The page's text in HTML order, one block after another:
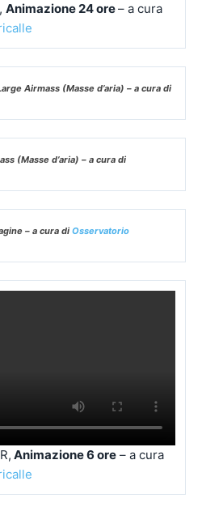
Animazione 24 ore– a cura
Airmass (Masse d’aria) – a cura di
(Masse d’aria) – a cura di
– a cura di Osservatorio
Animazione 6 ore – a cura